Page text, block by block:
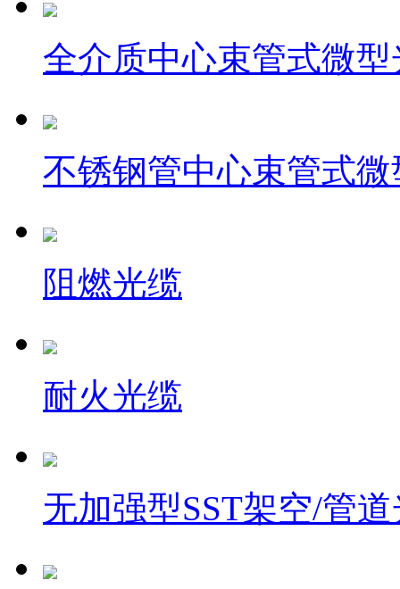
全介质中心束管式微型
不锈钢管中心束管式
阻燃光缆
耐火光缆
无加强型SST架空/管